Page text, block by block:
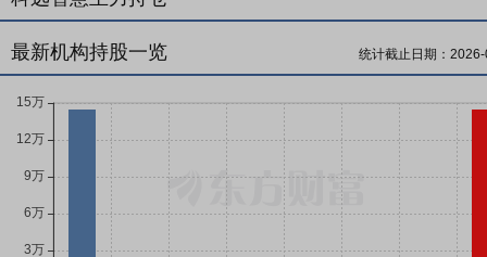
最新机构持股一览 统计截止日期：